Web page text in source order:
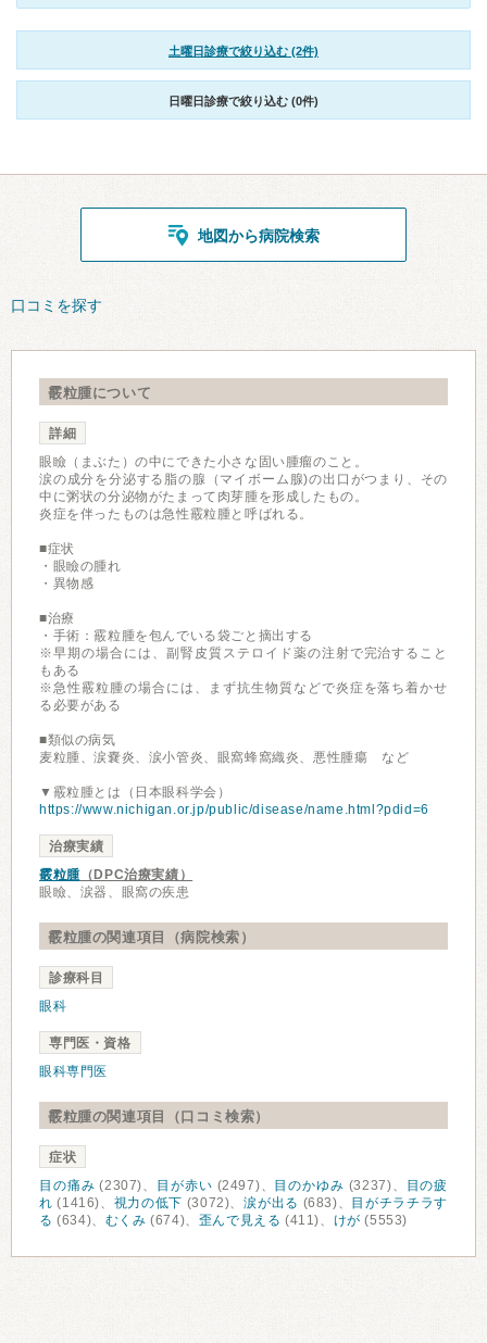
土曜日診療で絞り込む (2件)
日曜日診療で絞り込む (0件)
地図から病院検索
口コミを探す
霰粒腫について
詳細
眼瞼（まぶた）の中にできた小さな固い腫瘤のこと。
涙の成分を分泌する脂の腺（マイボーム腺)の出口がつまり、その
中に粥状の分泌物がたまって肉芽腫を形成したもの。
炎症を伴ったものは急性霰粒腫と呼ばれる。
■症状
・眼瞼の腫れ
・異物感
■治療
・手術：霰粒腫を包んでいる袋ごと摘出する
※早期の場合には、副腎皮質ステロイド薬の注射で完治すること
もある
※急性霰粒腫の場合には、まず抗生物質などで炎症を落ち着かせ
る必要がある
■類似の病気
麦粒腫、涙嚢炎、涙小管炎、眼窩蜂窩織炎、悪性腫瘍 など
▼霰粒腫とは（日本眼科学会）
https://www.nichigan.or.jp/public/disease/name.html?pdid=6
治療実績
霰粒腫（DPC治療実績）
眼瞼、涙器、眼窩の疾患
霰粒腫の関連項目（病院検索）
診療科目
眼科
専門医・資格
眼科専門医
霰粒腫の関連項目（口コミ検索）
症状
目の痛み (2307)、 目が赤い (2497)、 目のかゆみ (3237)、
目の疲
れ (1416)、 視力の低下 (3072)、涙が出る (683)、
目がチラチラす
る (634)、 むくみ (674)、 歪んで見える (411)、 けが (5553)